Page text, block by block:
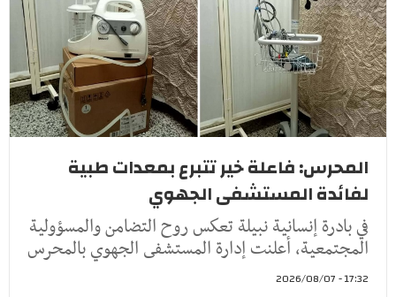
المحرس: فاعلة خير تتبرع بمعدات طبية
لفائدة المستشفى الجهوي
في بادرة إنسانية نبيلة تعكس روح التضامن والمسؤولية
المجتمعية، أعلنت إدارة المستشفى الجهوي بالمحرس
17:32 - 2026/08/07